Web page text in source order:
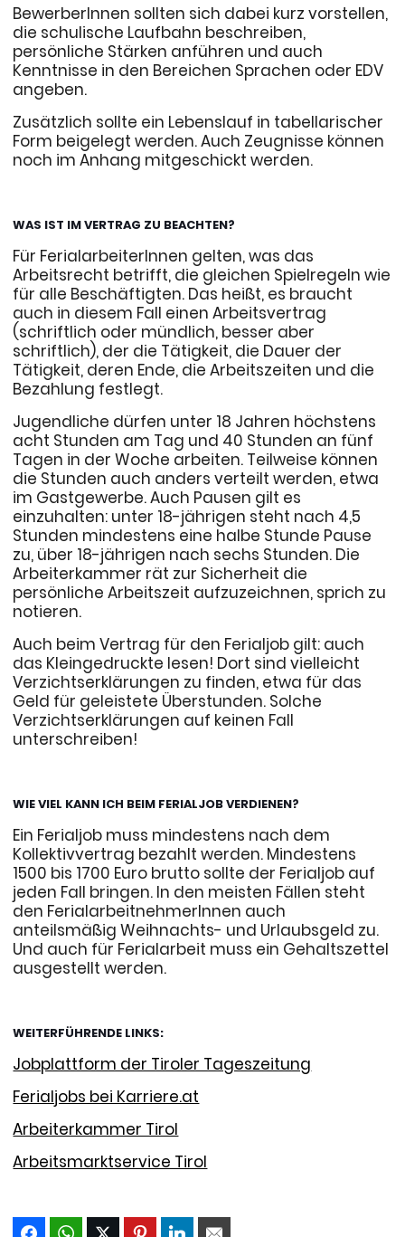
BewerberInnen sollten sich dabei kurz vorstellen,
die schulische Laufbahn beschreiben,
persönliche Stärken anführen und auch
Kenntnisse in den Bereichen Sprachen oder EDV
angeben.
Zusätzlich sollte ein Lebenslauf in tabellarischer
Form beigelegt werden. Auch Zeugnisse können
noch im Anhang mitgeschickt werden.
WAS IST IM VERTRAG ZU BEACHTEN?
Für FerialarbeiterInnen gelten, was das
Arbeitsrecht betrifft, die gleichen Spielregeln wie
für alle Beschäftigten. Das heißt, es braucht
auch in diesem Fall einen Arbeitsvertrag
(schriftlich oder mündlich, besser aber
schriftlich), der die Tätigkeit, die Dauer der
Tätigkeit, deren Ende, die Arbeitszeiten und die
Bezahlung festlegt.
Jugendliche dürfen unter 18 Jahren höchstens
acht Stunden am Tag und 40 Stunden an fünf
Tagen in der Woche arbeiten. Teilweise können
die Stunden auch anders verteilt werden, etwa
im Gastgewerbe. Auch Pausen gilt es
einzuhalten: unter 18-jährigen steht nach 4,5
Stunden mindestens eine halbe Stunde Pause
zu, über 18-jährigen nach sechs Stunden. Die
Arbeiterkammer rät zur Sicherheit die
persönliche Arbeitszeit aufzuzeichnen, sprich zu
notieren.
Auch beim Vertrag für den Ferialjob gilt: auch
das Kleingedruckte lesen! Dort sind vielleicht
Verzichtserklärungen zu finden, etwa für das
Geld für geleistete Überstunden. Solche
Verzichtserklärungen auf keinen Fall
unterschreiben!
WIE VIEL KANN ICH BEIM FERIALJOB VERDIENEN?
Ein Ferialjob muss mindestens nach dem
Kollektivvertrag bezahlt werden. Mindestens
1500 bis 1700 Euro brutto sollte der Ferialjob auf
jeden Fall bringen. In den meisten Fällen steht
den FerialarbeitnehmerInnen auch
anteilsmäßig Weihnachts- und Urlaubsgeld zu.
Und auch für Ferialarbeit muss ein Gehaltszettel
ausgestellt werden.
WEITERFÜHRENDE LINKS:
Jobplattform der Tiroler Tageszeitung
Ferialjobs bei Karriere.at
Arbeiterkammer Tirol
Arbeitsmarktservice Tirol